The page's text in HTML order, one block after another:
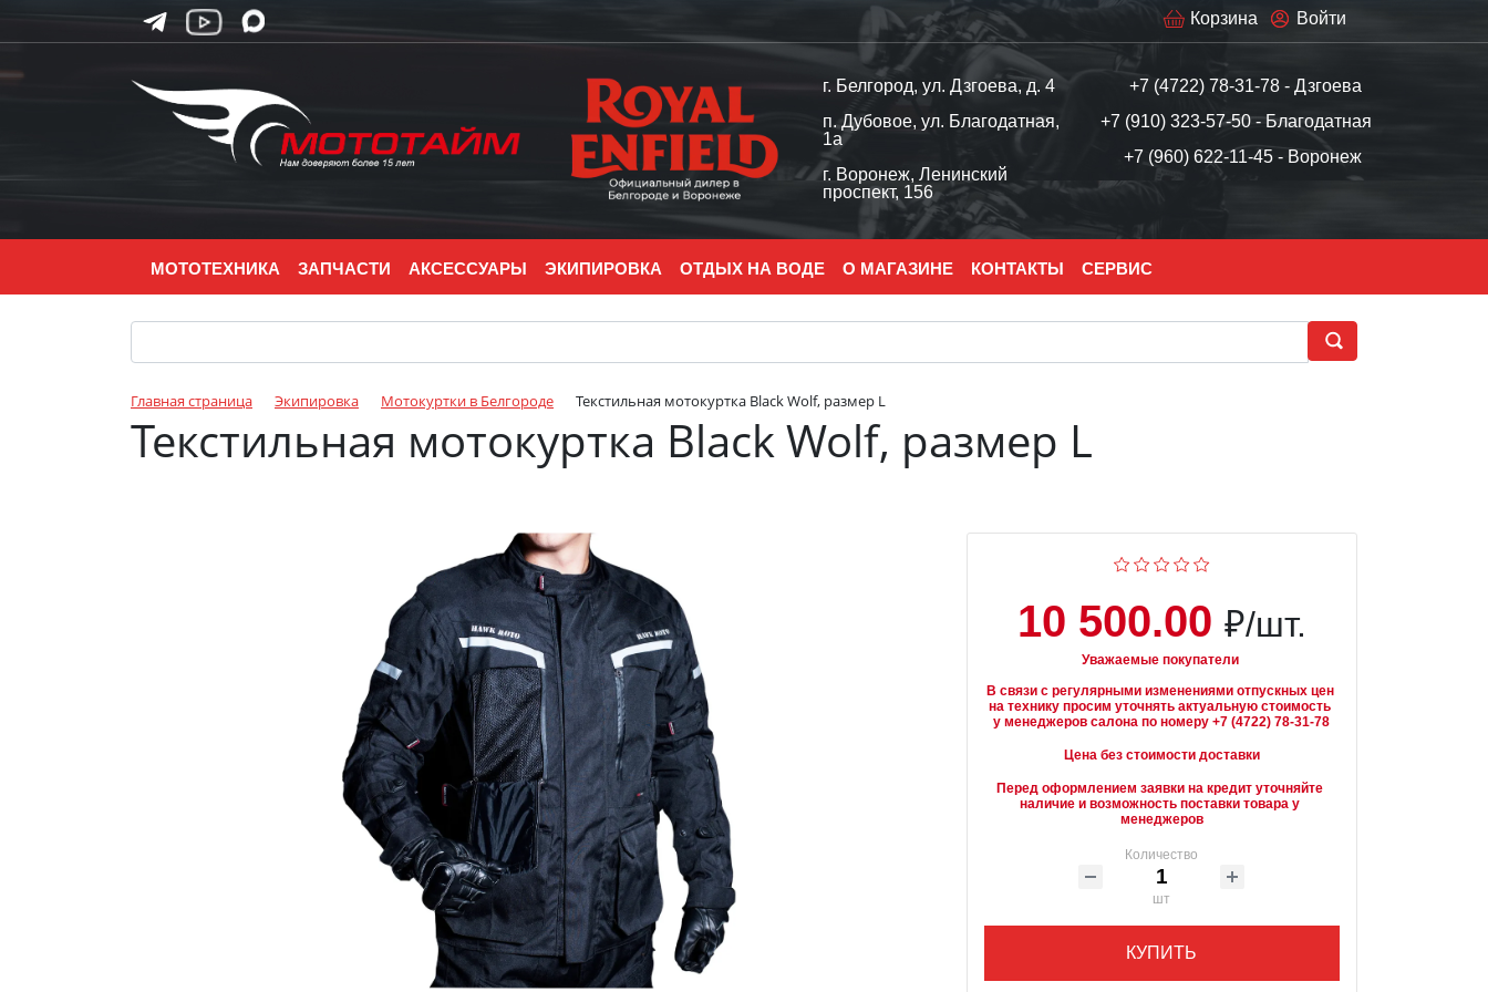
Войти
Корзина
г. Белгород, ул. Дзгоева, д. 4
п. Дубовое, ул. Благодатная,
1а
г. Воронеж, Ленинский
проспект, 156
+7 (4722) 78-31-78 - Дзгоева
+7 (910) 323-57-50 - Благодатная
+7 (960) 622-11-45 - Воронеж
МОТОТЕХНИКА ЗАПЧАСТИ АКСЕССУАРЫ ЭКИПИРОВКА ОТДЫХ НА ВОДЕ О МАГАЗИНЕ КОНТАКТЫ СЕРВИС
Главная страница Экипировка Мотокуртки в Белгороде Текстильная мотокуртка Black Wolf, размер L
Текстильная мотокуртка Black Wolf, размер L
10 500.00 ₽/шт.
Уважаемые покупатели
В связи с регулярными изменениями отпускных цен
на технику просим уточнять актуальную стоимость
Цена без стоимости доставки
Перед оформлением заявки на кредит уточняйте
наличие и возможность поставки товара у
менеджеров
Количество
шт
КУПИТЬ